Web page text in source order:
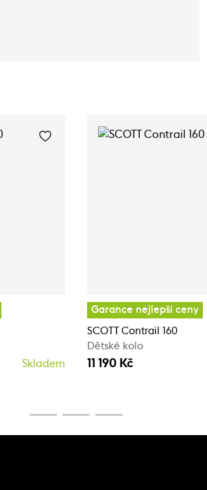
Skladem
Garance nejlepší ceny
SCOTT Contrail 160
Dětské kolo
11 190 Kč